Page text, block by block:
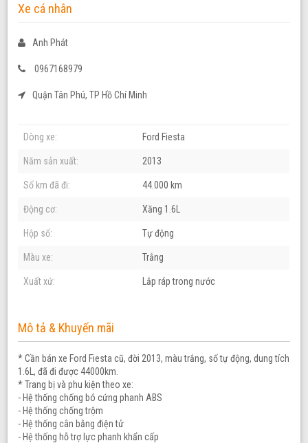
Xe cá nhân
Anh Phát
0967168979
Quận Tân Phú, TP Hồ Chí Minh
Dòng xe: Ford Fiesta
Năm sản xuất: 2013
Số km đã đi: 44.000 km
Động cơ: Xăng 1.6L
Hộp số: Tự động
Màu xe: Trắng
Xuất xứ: Lắp ráp trong nước
Mô tả & Khuyến mãi
* Cần bán xe Ford Fiesta cũ, đời 2013, màu trắng, số tự động, dung tích
1.6L, đã đi được 44000km.
* Trang bị và phu kiện theo xe:
- Hệ thống chống bó cứng phanh ABS
- Hệ thống chống trộm
- Hệ thống cân bằng điện tử
- Hệ thống hỗ trợ lực phanh khẩn cấp